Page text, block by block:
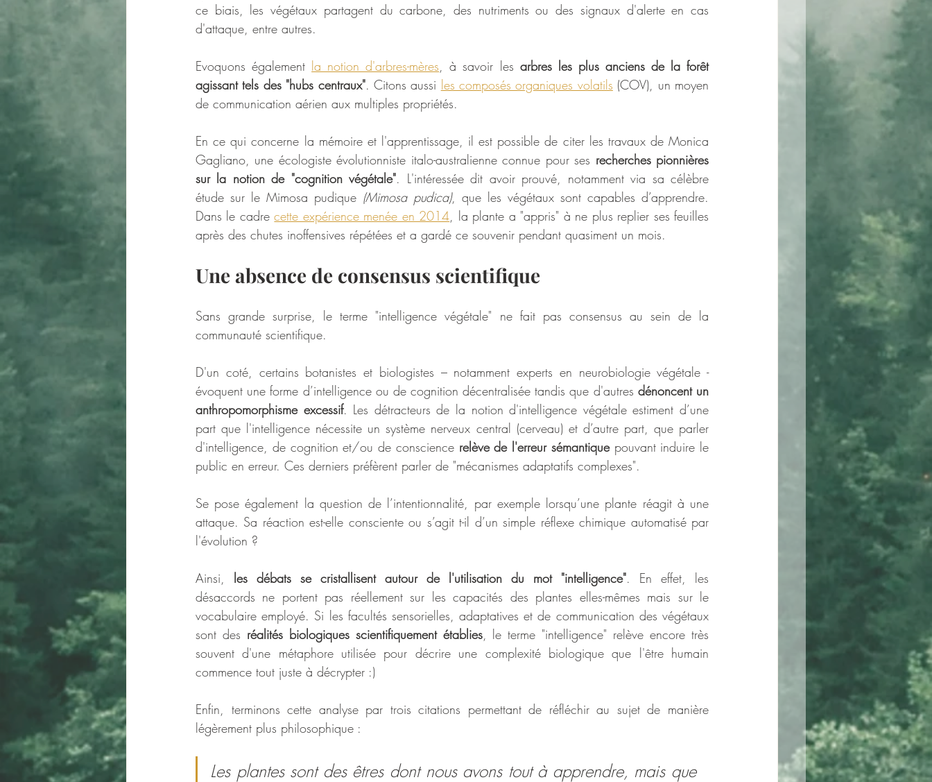
ce biais, les végétaux partagent du carbone, des nutriments ou des signaux d'alerte en cas
d'attaque, entre autres.
Evoquons également la notion d'arbres-mères, à savoir les arbres les plus anciens de la forêt
agissant tels des "hubs centraux". Citons aussi les composés organiques volatils (COV), un moyen
de communication aérien aux multiples propriétés.
En ce qui concerne la mémoire et l'apprentissage, il est possible de citer les travaux de Monica
Gagliano, une écologiste évolutionniste italo-australienne connue pour ses recherches pionnières
sur la notion de "cognition végétale". L'intéressée dit avoir prouvé, notamment via sa célèbre
étude sur le Mimosa pudique (Mimosa pudica), que les végétaux sont capables d’apprendre.
Dans le cadre cette expérience menée en 2014, la plante a "appris" à ne plus replier ses feuilles
après des chutes inoffensives répétées et a gardé ce souvenir pendant quasiment un mois.
Une absence de consensus scientifique
Sans grande surprise, le terme "intelligence végétale" ne fait pas consensus au sein de la
communauté scientifique.
D'un coté, certains botanistes et biologistes – notamment experts en neurobiologie végétale -
évoquent une forme d’intelligence ou de cognition décentralisée tandis que d'autres dénoncent un
anthropomorphisme excessif. Les détracteurs de la notion d'intelligence végétale estiment d’une
part que l'intelligence nécessite un système nerveux central (cerveau) et d’autre part, que parler
d'intelligence, de cognition et/ou de conscience relève de l'erreur sémantique pouvant induire le
public en erreur. Ces derniers préfèrent parler de "mécanismes adaptatifs complexes".
Se pose également la question de l’intentionnalité, par exemple lorsqu’une plante réagit à une
attaque. Sa réaction est-elle consciente ou s’agit t-il d’un simple réflexe chimique automatisé par
l'évolution ?
Ainsi, les débats se cristallisent autour de l'utilisation du mot "intelligence". En effet, les
désaccords ne portent pas réellement sur les capacités des plantes elles-mêmes mais sur le
vocabulaire employé. Si les facultés sensorielles, adaptatives et de communication des végétaux
sont des réalités biologiques scientifiquement établies, le terme "intelligence" relève encore très
souvent d'une métaphore utilisée pour décrire une complexité biologique que l'être humain
commence tout juste à décrypter :)
Enfin, terminons cette analyse par trois citations permettant de réfléchir au sujet de manière
légèrement plus philosophique :
Les plantes sont des êtres dont nous avons tout à apprendre, mais que